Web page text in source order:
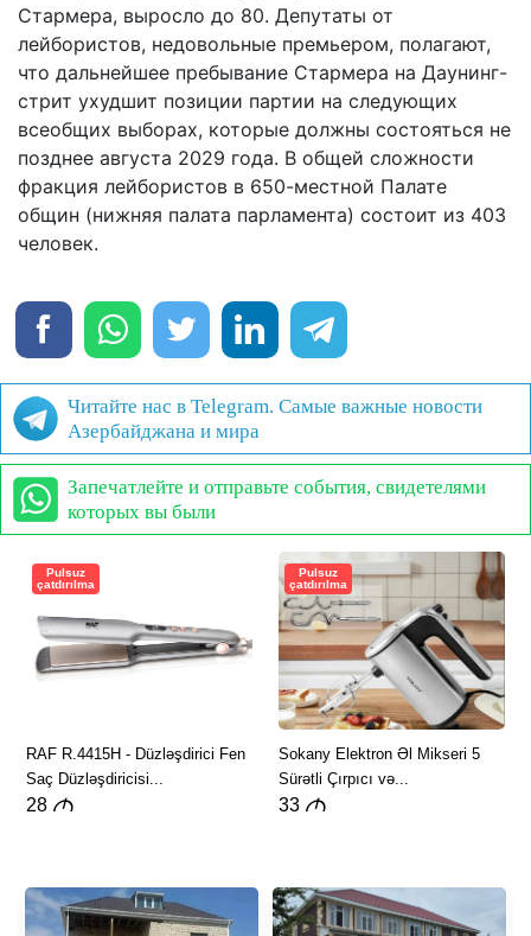
Стармера, выросло до 80. Депутаты от
лейбористов, недовольные премьером, полагают,
что дальнейшее пребывание Стармера на Даунинг-
стрит ухудшит позиции партии на следующих
всеобщих выборах, которые должны состояться не
позднее августа 2029 года. В общей сложности
фракция лейбористов в 650-местной Палате
общин (нижняя палата парламента) состоит из 403
человек.
Читайте нас в Telegram. Самые важные новости
Азербайджана и мира
Запечатлейте и отправьте события, свидетелями
которых вы были